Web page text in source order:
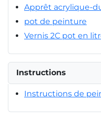
Apprêt acrylique-
pot de peinture
Vernis 2C pot en
Instructions
Instructions de